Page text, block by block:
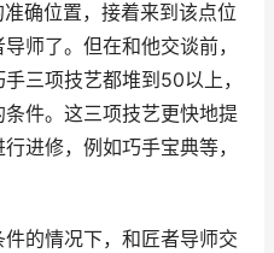
确位置，接着来到该点位
师了。但在和他交谈前，
三项技艺都堆到50以上，
件。这三项技艺更快地提
进修，例如巧手宝典等，
的情况下，和匠者导师交